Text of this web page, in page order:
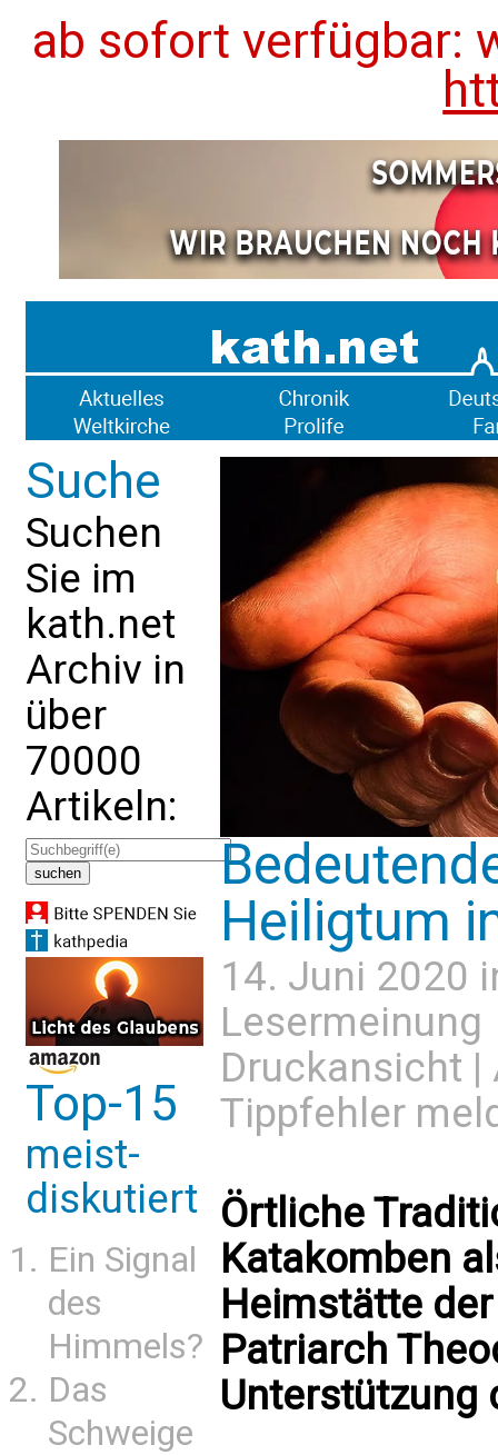
ab sofort verfügbar:
Suche
Suchen
Sie im
kath.net
Archiv in
über
70000
Artikeln:
Top-15
meist-
diskutiert
Ein Signal
des
Himmels?
Das
Schweige
Heiligtum
14. Juni 2020
Lesermeinung
Druckansicht |
Tippfehler
Örtliche
Katakomben
Heimstätte
Patriarch
Unterstützung